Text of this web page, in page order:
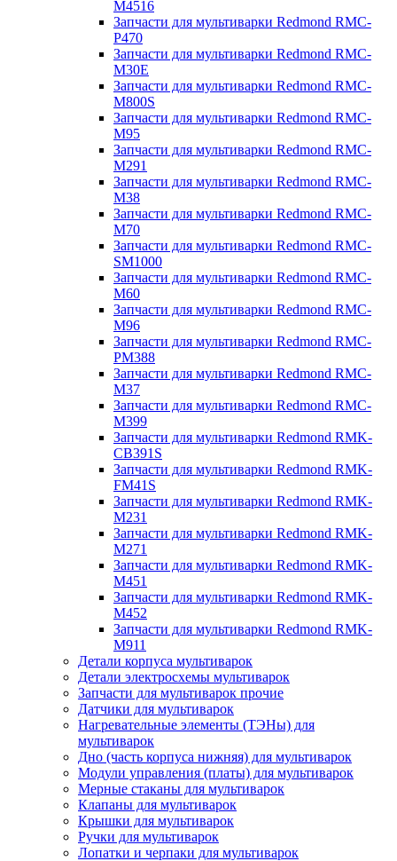
M4516
Запчасти для мультиварки Redmond RMC-
P470
Запчасти для мультиварки Redmond RMC-
M30E
Запчасти для мультиварки Redmond RMC-
M800S
Запчасти для мультиварки Redmond RMC-
M95
Запчасти для мультиварки Redmond RMC-
M291
Запчасти для мультиварки Redmond RMC-
M38
Запчасти для мультиварки Redmond RMC-
M70
Запчасти для мультиварки Redmond RMC-
SM1000
Запчасти для мультиварки Redmond RMC-
M60
Запчасти для мультиварки Redmond RMC-
M96
Запчасти для мультиварки Redmond RMC-
PM388
Запчасти для мультиварки Redmond RMC-
M37
Запчасти для мультиварки Redmond RMC-
M399
Запчасти для мультиварки Redmond RMK-
CB391S
Запчасти для мультиварки Redmond RMK-
FM41S
Запчасти для мультиварки Redmond RMK-
M231
Запчасти для мультиварки Redmond RMK-
M271
Запчасти для мультиварки Redmond RMK-
M451
Запчасти для мультиварки Redmond RMK-
M452
Запчасти для мультиварки Redmond RMK-
M911
Детали корпуса мультиварок
Детали электросхемы мультиварок
Запчасти для мультиварок прочие
Датчики для мультиварок
Нагревательные элементы (ТЭНы) для
мультиварок
Дно (часть корпуса нижняя) для мультиварок
Модули управления (платы) для мультиварок
Мерные стаканы для мультиварок
Клапаны для мультиварок
Крышки для мультиварок
Ручки для мультиварок
Лопатки и черпаки для мультиварок